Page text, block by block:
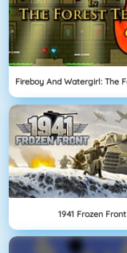
1941 Frozen Front